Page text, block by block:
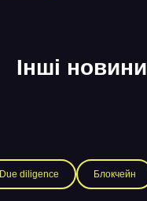
Інші новини
Due diligence Блокчейн